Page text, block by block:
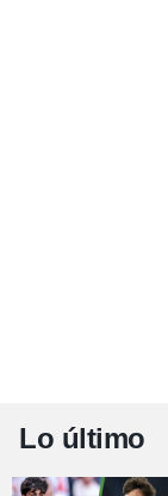
Lo último